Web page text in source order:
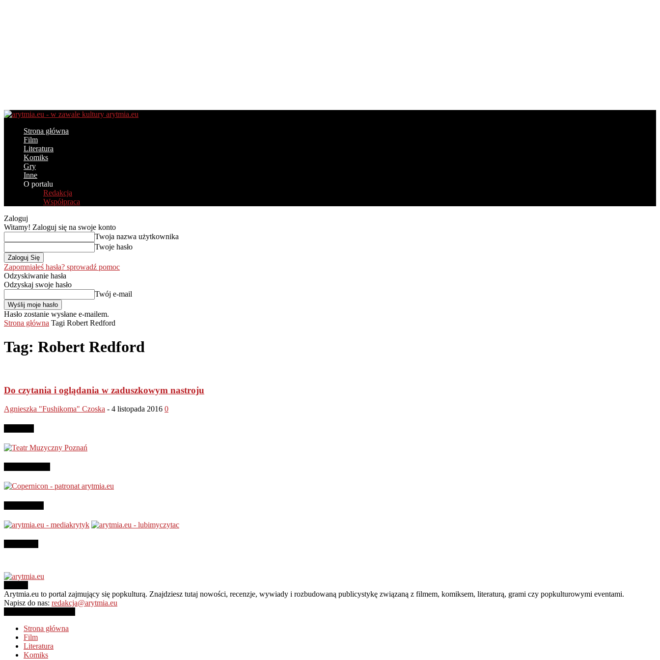
arytmia.eu
Strona główna
Film
Literatura
Komiks
Gry
Inne
O portalu
Redakcja
Współpraca
Zaloguj
Witamy! Zaloguj się na swoje konto
Twoja nazwa użytkownika
Twoje hasło
Zapomniałeś hasła? sprowadź pomoc
Odzyskiwanie hasła
Odzyskaj swoje hasło
Twój e-mail
Hasło zostanie wysłane e-mailem.
Strona główna Tagi Robert Redford
Tag: Robert Redford
Do czytania i oglądania w zaduszkowym nastroju
Agnieszka "Fushikoma" Czoska - 4 listopada 2016 0
Arytmia.eu to portal zajmujący się popkulturą. Znajdziesz tutaj nowości, recenzje, wywiady i rozbudowaną publicystykę związaną z filmem, komiksem, literaturą, grami czy popkulturowymi eventami.
Napisz do nas: redakcja@arytmia.eu
Strona główna
Film
Literatura
Komiks